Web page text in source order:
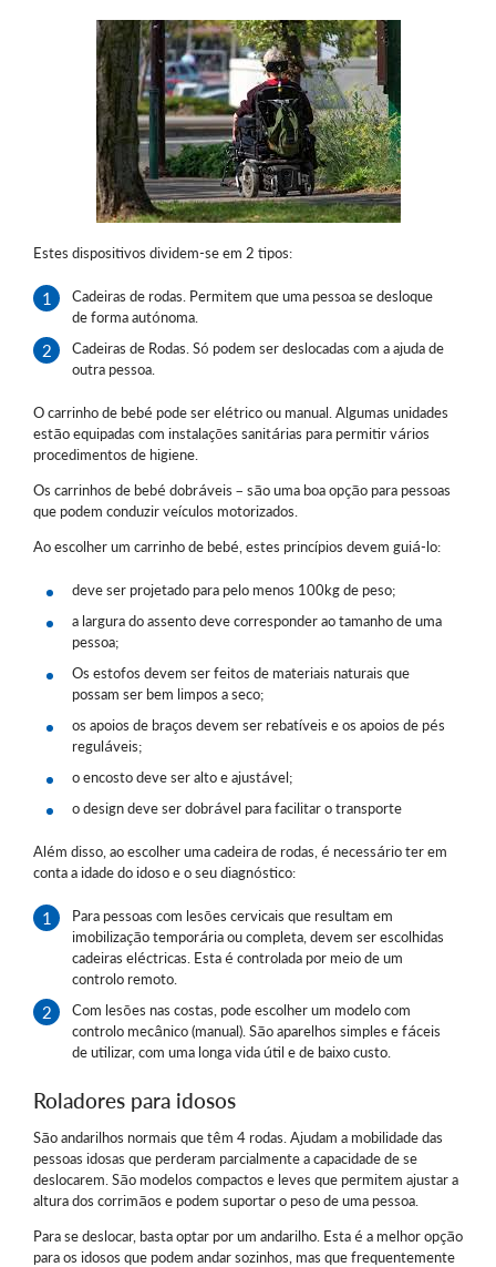
Estes dispositivos dividem-se em 2 tipos:
Cadeiras de rodas. Permitem que uma pessoa se desloque
de forma autónoma.
Cadeiras de Rodas. Só podem ser deslocadas com a ajuda de
outra pessoa.
O carrinho de bebé pode ser elétrico ou manual. Algumas unidades
estão equipadas com instalações sanitárias para permitir vários
procedimentos de higiene.
Os carrinhos de bebé dobráveis – são uma boa opção para pessoas
que podem conduzir veículos motorizados.
Ao escolher um carrinho de bebé, estes princípios devem guiá-lo:
deve ser projetado para pelo menos 100kg de peso;
a largura do assento deve corresponder ao tamanho de uma
pessoa;
Os estofos devem ser feitos de materiais naturais que
possam ser bem limpos a seco;
os apoios de braços devem ser rebatíveis e os apoios de pés
reguláveis;
o encosto deve ser alto e ajustável;
o design deve ser dobrável para facilitar o transporte
Além disso, ao escolher uma cadeira de rodas, é necessário ter em
conta a idade do idoso e o seu diagnóstico:
Para pessoas com lesões cervicais que resultam em
imobilização temporária ou completa, devem ser escolhidas
cadeiras eléctricas. Esta é controlada por meio de um
controlo remoto.
Com lesões nas costas, pode escolher um modelo com
controlo mecânico (manual). São aparelhos simples e fáceis
de utilizar, com uma longa vida útil e de baixo custo.
Roladores para idosos
São andarilhos normais que têm 4 rodas. Ajudam a mobilidade das
pessoas idosas que perderam parcialmente a capacidade de se
deslocarem. São modelos compactos e leves que permitem ajustar a
altura dos corrimãos e podem suportar o peso de uma pessoa.
Para se deslocar, basta optar por um andarilho. Esta é a melhor opção
para os idosos que podem andar sozinhos, mas que frequentemente